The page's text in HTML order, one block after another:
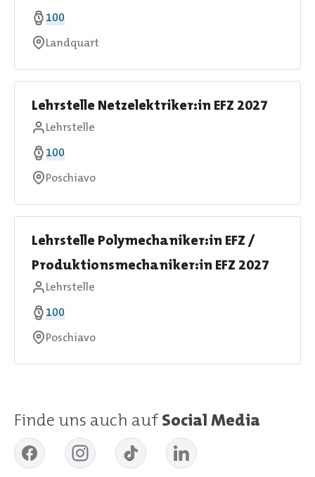
100
Landquart
Lehrstelle Netzelektriker:in EFZ 2027
Lehrstelle
100
Poschiavo
Lehrstelle Polymechaniker:in EFZ /
Produktionsmechaniker:in EFZ 2027
Lehrstelle
100
Poschiavo
Finde uns auch aufSocial Media